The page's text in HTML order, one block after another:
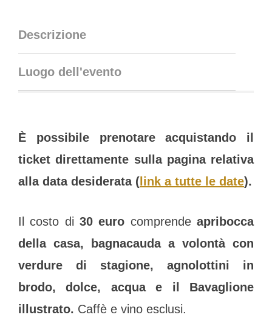
Descrizione
Luogo dell'evento
È possibile prenotare acquistando il
ticket direttamente sulla pagina relativa
alla data desiderata ( link a tutte le date).
Il costo di 30 euro comprendeapribocca
della casa, bagnacauda a volontà con
verdure di stagione, agnolottini in
brodo, dolce, acqua e il Bavaglione
illustrato. Caffè e vino esclusi.